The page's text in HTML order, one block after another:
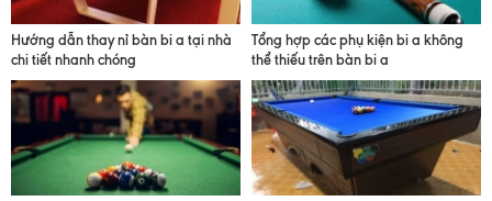
Hướng dẫn thay nỉ bàn bi a tại nhà
chi tiết nhanh chóng
Tổng hợp các phụ kiện bi a không
thể thiếu trên bàn bi a